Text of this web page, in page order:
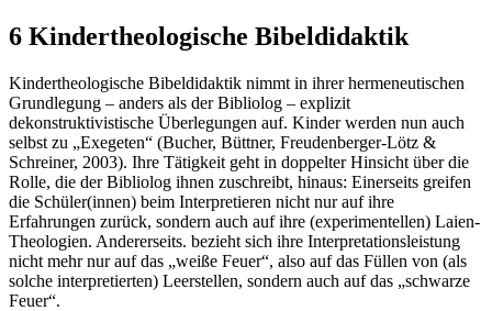
6 Kindertheologische Bibeldidaktik
Kindertheologische Bibeldidaktik nimmt in ihrer hermeneutischen
Grundlegung – anders als der Bibliolog – explizit
dekonstruktivistische Überlegungen auf. Kinder werden nun auch
selbst zu „Exegeten“ (Bucher, Büttner, Freudenberger-Lötz &
Schreiner, 2003). Ihre Tätigkeit geht in doppelter Hinsicht über die
Rolle, die der Bibliolog ihnen zuschreibt, hinaus: Einerseits greifen
die Schüler(innen) beim Interpretieren nicht nur auf ihre
Erfahrungen zurück, sondern auch auf ihre (experimentellen) Laien-
Theologien. Andererseits. bezieht sich ihre Interpretationsleistung
nicht mehr nur auf das „weiße Feuer“, also auf das Füllen von (als
solche interpretierten) Leerstellen, sondern auch auf das „schwarze
Feuer“.